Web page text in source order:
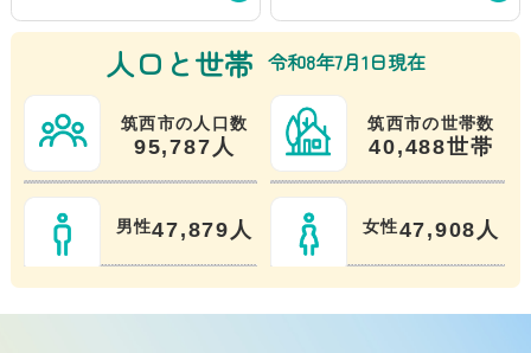
人口と世帯 令和8年7月1日現在
筑西市の人口数
95,787人
筑西市の世帯数
40,488世帯
男性47,879人 女性47,908人